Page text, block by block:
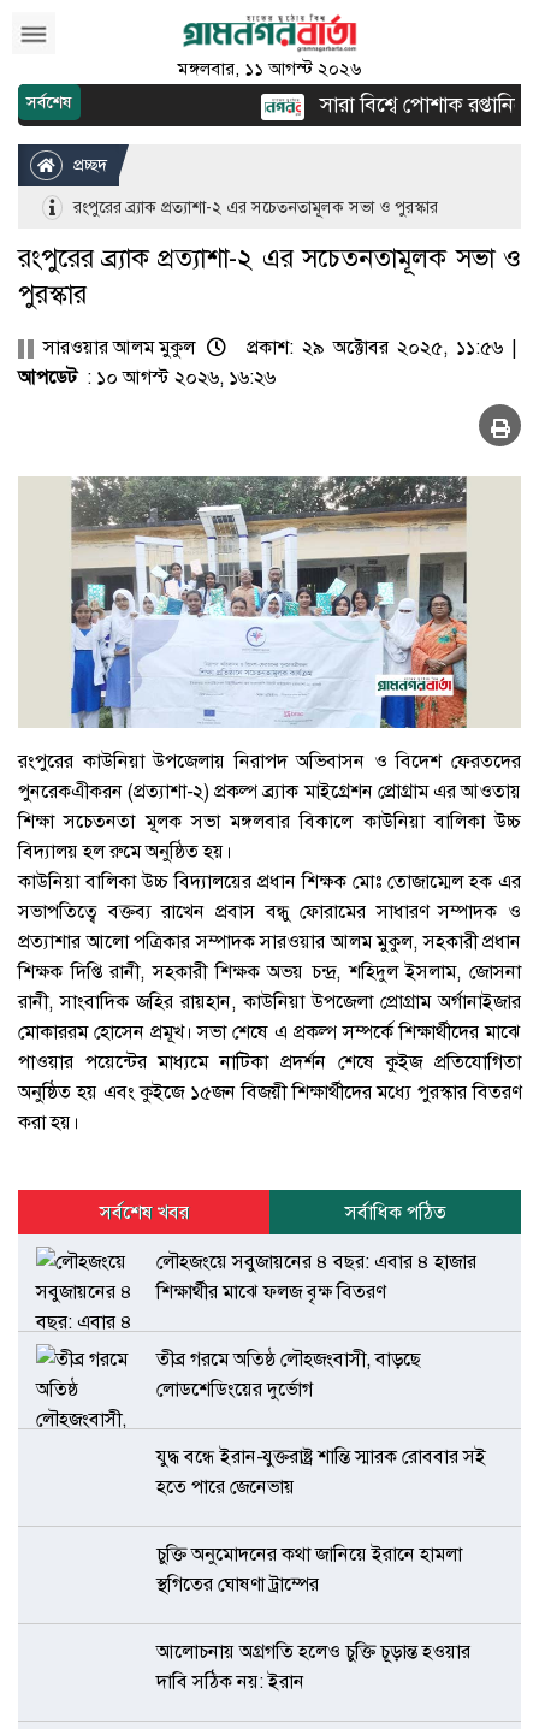
মঙ্গলবার, ১১ আগস্ট ২০২৬
সর্বশেষ সারা বিশ্বে পোশাক রপ্তানিতে
প্রচ্ছদ
রংপুরের ব্র্যাক প্রত্যাশা-২ এর সচেতনতামূলক সভা ও পুরস্কার
রংপুরের ব্র্যাক প্রত্যাশা-২ এর সচেতনতামূলক সভা ও
পুরস্কার
সারওয়ার আলম মুকুল
প্রকাশ: ২৯ অক্টোবর ২০২৫, ১১:৫৬ |
আপডেট: ১০ আগস্ট ২০২৬, ১৬:২৬
রংপুরের কাউনিয়া উপজেলায় নিরাপদ অভিবাসন ও বিদেশ ফেরতদের
পুনরেকএীকরন (প্রত্যাশা-২) প্রকল্প ব্র্যাক মাইগ্রেশন প্রোগ্রাম এর আওতায়
শিক্ষা সচেতনতা মূলক সভা মঙ্গলবার বিকালে কাউনিয়া বালিকা উচ্চ
বিদ্যালয় হল রুমে অনুষ্ঠিত হয়।
কাউনিয়া বালিকা উচ্চ বিদ্যালয়ের প্রধান শিক্ষক মোঃ তোজাম্মেল হক এর
সভাপতিত্বে বক্তব্য রাখেন প্রবাস বন্ধু ফোরামের সাধারণ সম্পাদক ও
প্রত্যাশার আলো পত্রিকার সম্পাদক সারওয়ার আলম মুকুল, সহকারী প্রধান
শিক্ষক দিপ্তি রানী, সহকারী শিক্ষক অভয় চন্দ্র, শহিদুল ইসলাম, জোসনা
রানী, সাংবাদিক জহির রায়হান, কাউনিয়া উপজেলা প্রোগ্রাম অর্গানাইজার
মোকাররম হোসেন প্রমূখ। সভা শেষে এ প্রকল্প সম্পর্কে শিক্ষার্থীদের মাঝে
পাওয়ার পয়েন্টের মাধ্যমে নাটিকা প্রদর্শন শেষে কুইজ প্রতিযোগিতা
অনুষ্ঠিত হয় এবং কুইজে ১৫জন বিজয়ী শিক্ষার্থীদের মধ্যে পুরস্কার বিতরণ
করা হয়।
সর্বশেষ খবর
সর্বাধিক পঠিত
লৌহজংয়ে সবুজায়নের ৪ বছর: এবার ৪ হাজার
শিক্ষার্থীর মাঝে ফলজ বৃক্ষ বিতরণ
তীব্র গরমে অতিষ্ঠ লৌহজংবাসী, বাড়ছে
লোডশেডিংয়ের দুর্ভোগ
যুদ্ধ বন্ধে ইরান-যুক্তরাষ্ট্র শান্তি স্মারক রোববার সই
হতে পারে জেনেভায়
চুক্তি অনুমোদনের কথা জানিয়ে ইরানে হামলা
স্থগিতের ঘোষণা ট্রাম্পের
আলোচনায় অগ্রগতি হলেও চুক্তি চূড়ান্ত হওয়ার
দাবি সঠিক নয়: ইরান